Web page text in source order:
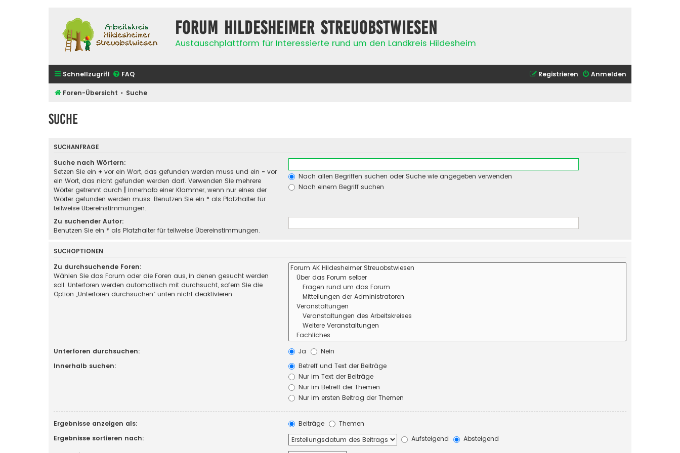
Forum Hildesheimer Streuobstwiesen
Austauschplattform für Interessierte rund um den Landkreis Hildesheim
Schnellzugriff FAQ Anmelden
Registrieren
Foren-Übersicht Suche
Suche
SUCHANFRAGE
Suche nach Wörtern:
Setzen Sie ein + vor ein Wort, das gefunden werden muss und ein - vor
ein Wort, das nicht gefunden werden darf. Verwenden Sie mehrere
Wörter getrennt durch
innerhalb einer Klammer, wenn nur eines der
Wörter gefunden werden muss. Benutzen Sie ein * als Platzhalter für
teilweise Übereinstimmungen.
Nach allen Begriffen suchen oder Suche wie angegeben verwenden
Nach einem Begriff suchen
Zu suchender Autor:
Benutzen Sie ein * als Platzhalter für teilweise Übereinstimmungen.
SUCHOPTIONEN
Zu durchsuchende Foren:
Wählen Sie das Forum oder die Foren aus, in denen gesucht werden
soll. Unterforen werden automatisch mit durchsucht, sofern Sie die
Option „Unterforen durchsuchen“ unten nicht deaktivieren.
Unterforen durchsuchen: Ja
Nein
Innerhalb suchen:
Betreff und Text der Beiträge
Nur im Text der Beiträge
Nur im Betreff der Themen
Nur im ersten Beitrag der Themen
Ergebnisse anzeigen als: Beiträge
Themen
Ergebnisse sortieren nach:
Aufsteigend
Absteigend